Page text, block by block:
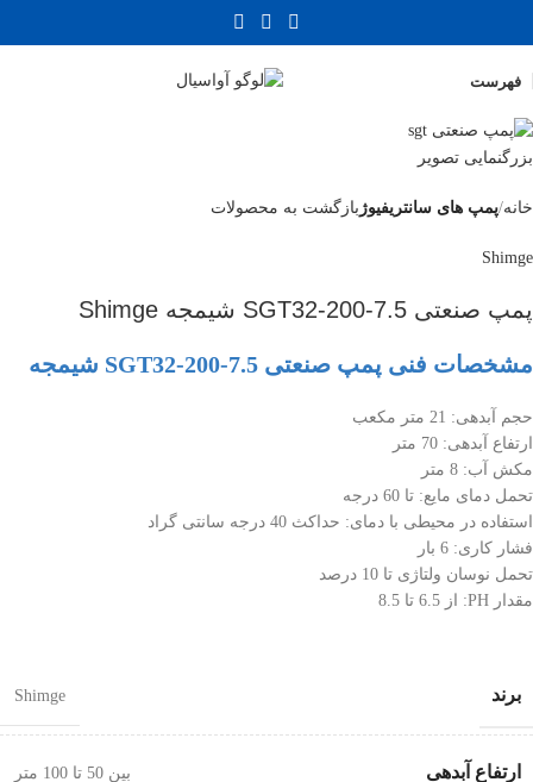
فهرست
بزرگنمایی تصویر
خانه پمپ های سانتریفیوژ بازگشت به محصولات
Shimge
پمپ صنعتی SGT32-200-7.5 شیمجه Shimge
مشخصات فنی پمپ صنعتی SGT32-200-7.5 شیمجه
حجم آبدهی: 21 متر مکعب
ارتفاع آبدهی: 70 متر
مکش آب: 8 متر
تحمل دمای مایع: تا 60 درجه
استفاده در محیطی با دمای: حداکث 40 درجه سانتی گراد
فشار کاری: 6 بار
تحمل نوسان ولتاژی تا 10 درصد
مقدار PH: از 6.5 تا 8.5
برند Shimge
ارتفاع آبدهی بین 50 تا 100 متر